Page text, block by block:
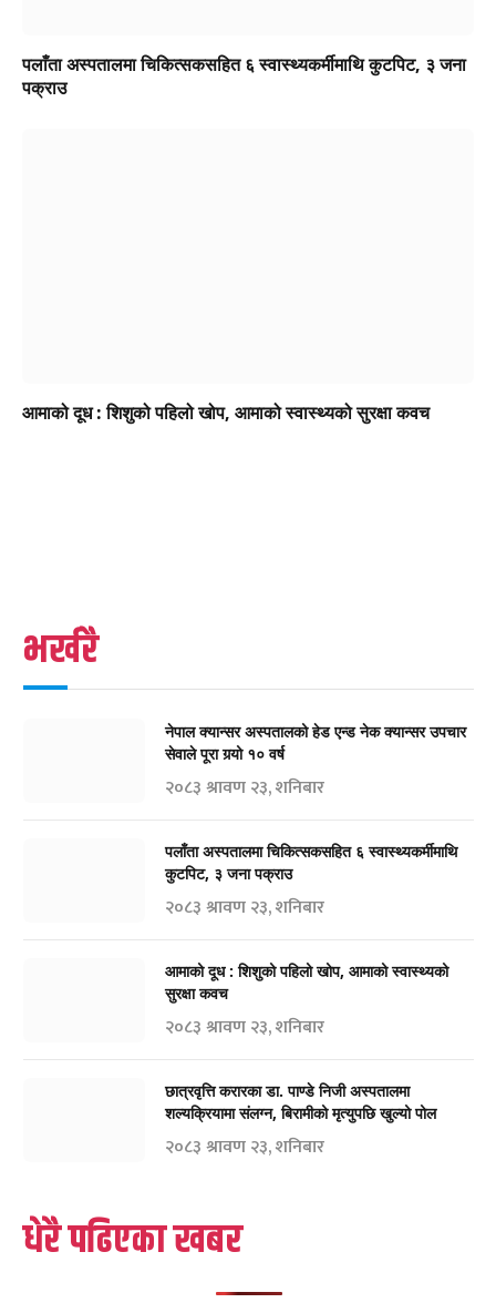
पलाँता अस्पतालमा चिकित्सकसहित ६ स्वास्थ्यकर्मीमाथि कुटपिट, ३ जना
पक्राउ
आमाको दूध : शिशुको पहिलो खोप, आमाको स्वास्थ्यको सुरक्षा कवच
भर्खरै
नेपाल क्यान्सर अस्पतालको हेड एन्ड नेक क्यान्सर उपचार
सेवाले पूरा गर्‍यो १० वर्ष
२०८३ श्रावण २३, शनिबार
पलाँता अस्पतालमा चिकित्सकसहित ६ स्वास्थ्यकर्मीमाथि
कुटपिट, ३ जना पक्राउ
२०८३ श्रावण २३, शनिबार
आमाको दूध : शिशुको पहिलो खोप, आमाको स्वास्थ्यको
सुरक्षा कवच
२०८३ श्रावण २३, शनिबार
छात्रवृत्ति करारका डा. पाण्डे निजी अस्पतालमा
शल्यक्रियामा संलग्न, बिरामीको मृत्युपछि खुल्यो पोल
२०८३ श्रावण २३, शनिबार
धेरै पढिएका खबर